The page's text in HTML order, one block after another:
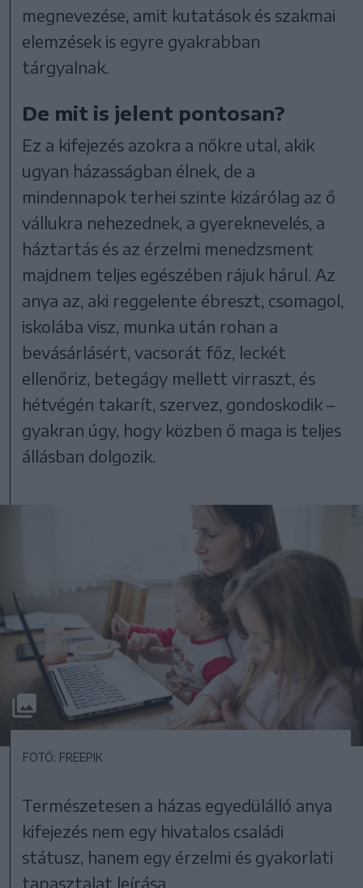
megnevezése, amit kutatások és szakmai
elemzések is egyre gyakrabban
tárgyalnak.
De mit is jelent pontosan?
Ez a kifejezés azokra a nőkre utal, akik
ugyan házasságban élnek, de a
mindennapok terhei szinte kizárólag az ő
vállukra nehezednek, a gyereknevelés, a
háztartás és az érzelmi menedzsment
majdnem teljes egészében rájuk hárul. Az
anya az, aki reggelente ébreszt, csomagol,
iskolába visz, munka után rohan a
bevásárlásért, vacsorát főz, leckét
ellenőriz, betegágy mellett virraszt, és
hétvégén takarít, szervez, gondoskodik –
gyakran úgy, hogy közben ő maga is teljes
állásban dolgozik.
FOTÓ: FREEPIK
Természetesen a házas egyedülálló anya
kifejezés nem egy hivatalos családi
státusz, hanem egy érzelmi és gyakorlati
tapasztalat leírása.